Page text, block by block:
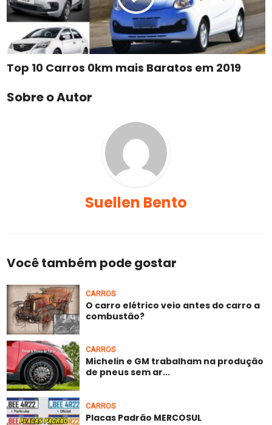
Top 10 Carros 0km mais Baratos em 2019
Sobre o Autor
Suellen Bento
Você também pode gostar
CARROS
O carro elétrico veio antes do carro a
combustão?
CARROS
Michelin e GM trabalham na produção
de pneus sem ar...
CARROS
Placas Padrão MERCOSUL